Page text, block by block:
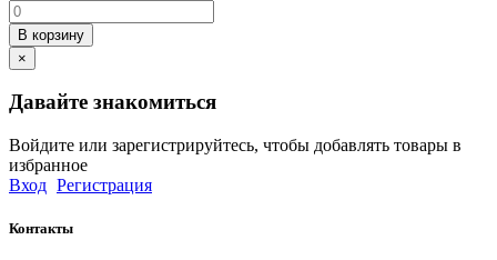
В корзину
×
Давайте знакомиться
Войдите или зарегистрируйтесь, чтобы добавлять товары в
избранное
Вход Регистрация
Контакты